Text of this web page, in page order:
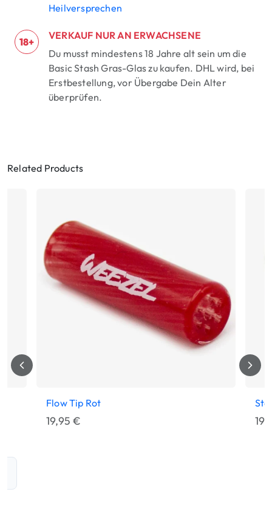
Heilversprechen
18+
VERKAUF NUR AN ERWACHSENE
Du musst mindestens 18 Jahre alt sein um die
Basic Stash Gras-Glas zu kaufen. DHL wird, bei
Erstbestellung, vor Übergabe Dein Alter
überprüfen.
Related Products
Flow Tip Rot
19,95€